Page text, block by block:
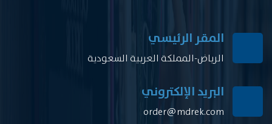
المقر الرئيسي
الرياض-المملكة العربية السعودية
البريد الإلكتروني
order@mdrek.com